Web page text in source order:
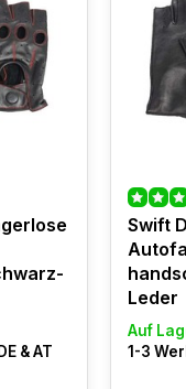
& AT
Swift
Leder
Auf
1-3